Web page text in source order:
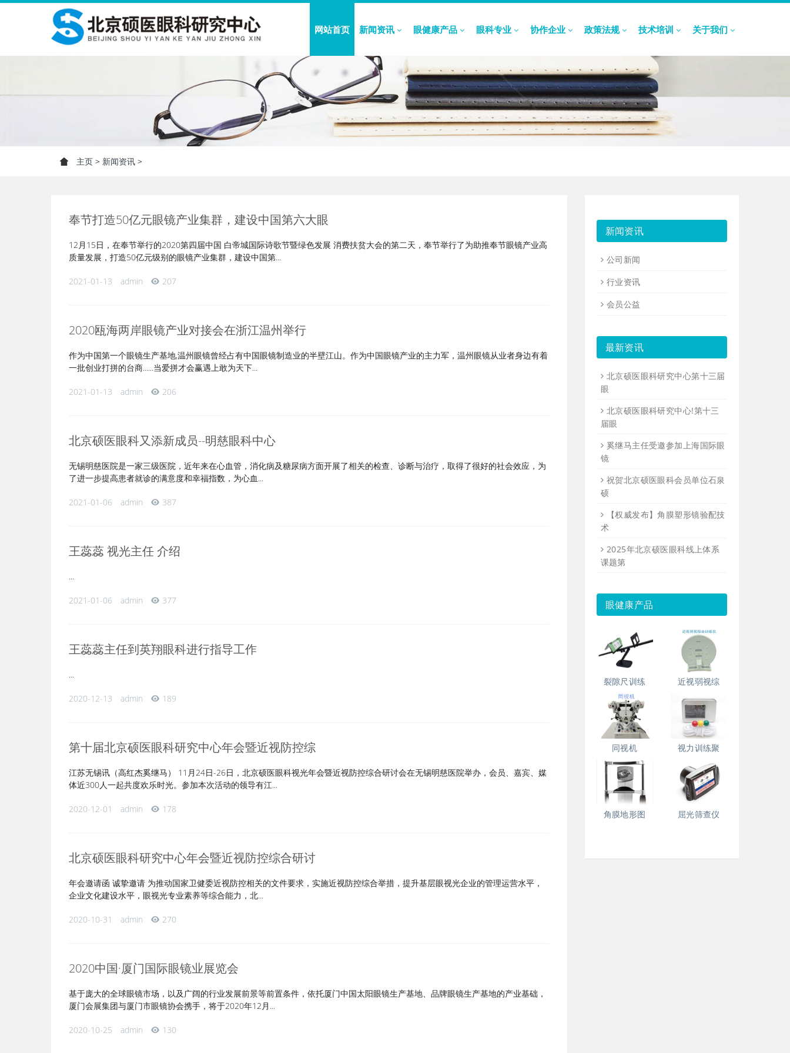
网站首页 新闻资讯 眼健康产品 眼科专业 协作企业 政策法规 技术培训 关于我们
主页 > 新闻资讯 >
奉节打造50亿元眼镜产业集群，建设中国第六大眼
12月15日，在奉节举行的2020第四届中国 白帝城国际诗歌节暨绿色发展 消费扶贫大会的第二天，奉节举行了为助推奉节眼镜产业高
质量发展，打造50亿元级别的眼镜产业集群，建设中国第...
2021-01-13 admin 207
2020瓯海两岸眼镜产业对接会在浙江温州举行
作为中国第一个眼镜生产基地,温州眼镜曾经占有中国眼镜制造业的半壁江山。作为中国眼镜产业的主力军，温州眼镜从业者身边有着
一批创业打拼的台商......当爱拼才会赢遇上敢为天下...
2021-01-13 admin 206
北京硕医眼科又添新成员--明慈眼科中心
无锡明慈医院是一家三级医院，近年来在心血管，消化病及糖尿病方面开展了相关的检查、诊断与治疗，取得了很好的社会效应，为
了进一步提高患者就诊的满意度和幸福指数，为心血...
2021-01-06 admin 387
王蕊蕊 视光主任 介绍
...
2021-01-06 admin 377
王蕊蕊主任到英翔眼科进行指导工作
...
2020-12-13 admin 189
第十届北京硕医眼科研究中心年会暨近视防控综
江苏无锡讯（高红杰奚继马） 11月24日-26日，北京硕医眼科视光年会暨近视防控综合研讨会在无锡明慈医院举办，会员、嘉宾、媒
体近300人一起共度欢乐时光。参加本次活动的领导有江...
2020-12-01 admin 178
北京硕医眼科研究中心年会暨近视防控综合研讨
年会邀请函 诚挚邀请 为推动国家卫健委近视防控相关的文件要求，实施近视防控综合举措，提升基层眼视光企业的管理运营水平，
企业文化建设水平，眼视光专业素养等综合能力，北...
2020-10-31 admin 270
2020中国·厦门国际眼镜业展览会
基于庞大的全球眼镜市场，以及广阔的行业发展前景等前置条件，依托厦门中国太阳眼镜生产基地、品牌眼镜生产基地的产业基础，
厦门会展集团与厦门市眼镜协会携手，将于2020年12月...
2020-10-25 admin 130
新闻资讯
公司新闻
行业资讯
会员公益
最新资讯
北京硕医眼科研究中心第十三届
眼
北京硕医眼科研究中心!第十三
届眼
奚继马主任受邀参加上海国际眼
镜
祝贺北京硕医眼科会员单位石泉
硕
【权威发布】角膜塑形镜验配技
术
2025年北京硕医眼科线上体系
课题第
眼健康产品
裂隙尺训练 近视弱视综
同视机 视力训练聚
角膜地形图 屈光筛查仪